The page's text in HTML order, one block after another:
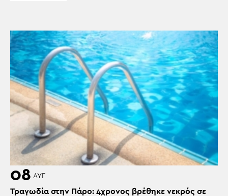
08 ΑΥΓ
Τραγωδία στην Πάρο: 4χρονος βρέθηκε νεκρός σε